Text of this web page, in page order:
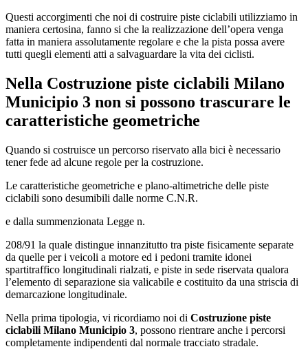
Questi accorgimenti che noi di costruire piste ciclabili utilizziamo in
maniera certosina, fanno si che la realizzazione dell’opera venga
fatta in maniera assolutamente regolare e che la pista possa avere
tutti quegli elementi atti a salvaguardare la vita dei ciclisti.
Nella Costruzione piste ciclabili Milano
Municipio 3 non si possono trascurare le
caratteristiche geometriche
Quando si costruisce un percorso riservato alla bici è necessario
tener fede ad alcune regole per la costruzione.
Le caratteristiche geometriche e plano-altimetriche delle piste
ciclabili sono desumibili dalle norme C.N.R.
e dalla summenzionata Legge n.
208/91 la quale distingue innanzitutto tra piste fisicamente separate
da quelle per i veicoli a motore ed i pedoni tramite idonei
spartitraffico longitudinali rialzati, e piste in sede riservata qualora
l’elemento di separazione sia valicabile e costituito da una striscia di
demarcazione longitudinale.
Nella prima tipologia, vi ricordiamo noi di Costruzione piste
ciclabili Milano Municipio 3, possono rientrare anche i percorsi
completamente indipendenti dal normale tracciato stradale.